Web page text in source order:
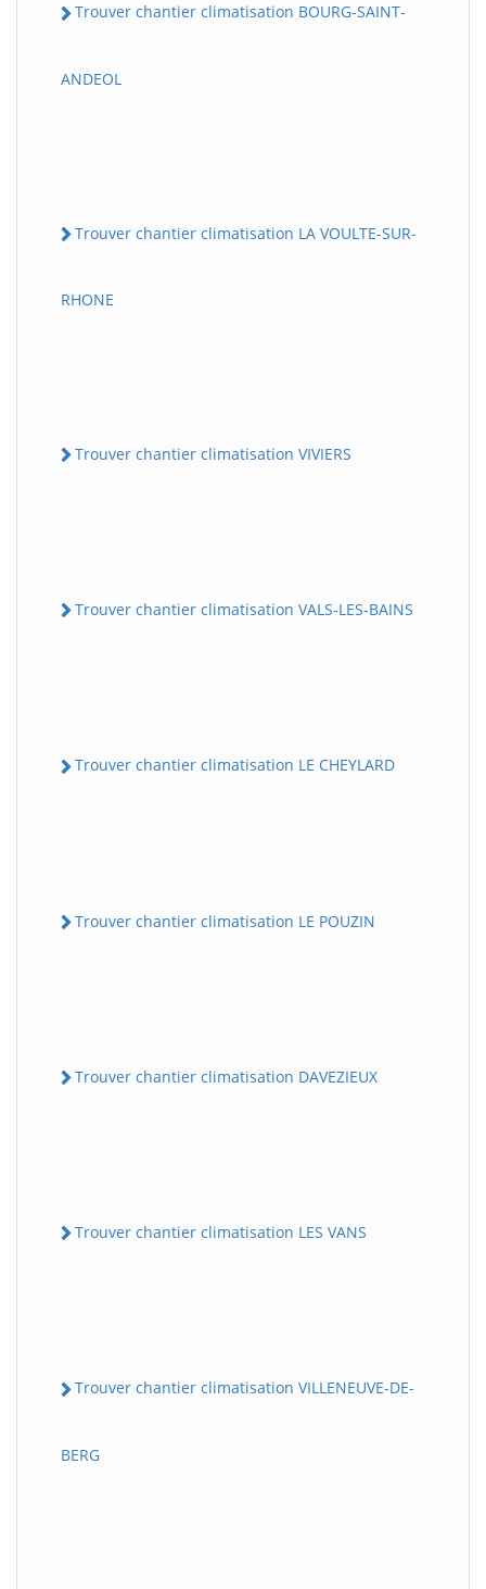
Trouver chantier climatisation BOURG-SAINT-
ANDEOL
Trouver chantier climatisation LA VOULTE-SUR-
RHONE
Trouver chantier climatisation VIVIERS
Trouver chantier climatisation VALS-LES-BAINS
Trouver chantier climatisation LE CHEYLARD
Trouver chantier climatisation LE POUZIN
Trouver chantier climatisation DAVEZIEUX
Trouver chantier climatisation LES VANS
Trouver chantier climatisation VILLENEUVE-DE-
BERG